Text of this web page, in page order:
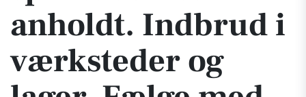
anholdt. Indbrud i
værksteder og